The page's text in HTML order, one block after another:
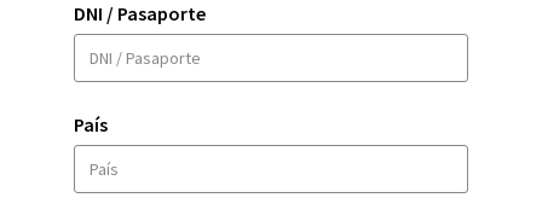
DNI / Pasaporte
País